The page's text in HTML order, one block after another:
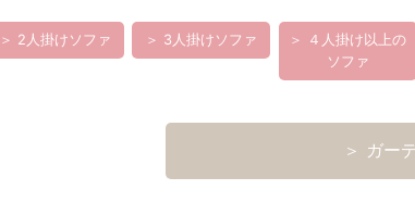
＞ 2人掛けソファ ＞ 3人掛けソファ
＞ ４人掛け以上の
ソファ
＞ ガー